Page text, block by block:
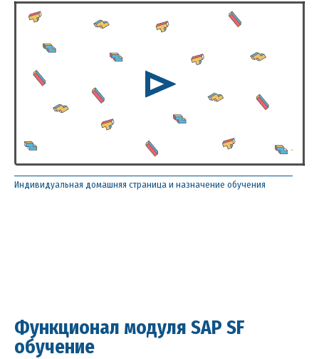
Индивидуальная домашняя страница и назначение обучения
Функционал модуля SAP SF
обучение